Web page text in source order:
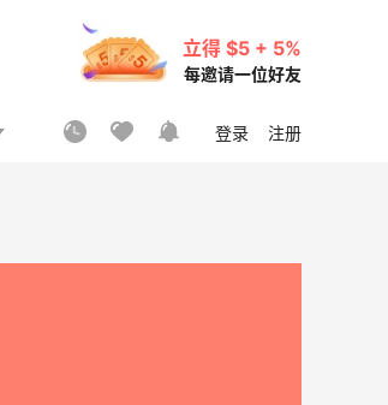
立得 $5 + 5%
每邀请一位好友
登录 注册